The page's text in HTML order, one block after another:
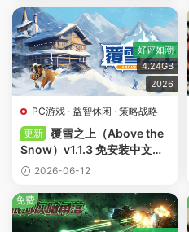
好评如潮
4.24GB
2026
PC游戏 · 益智休闲 · 策略战略
更新 覆雪之上（Above the
Snow）v1.1.3 免安装中文版
下载2026-06-12
免费